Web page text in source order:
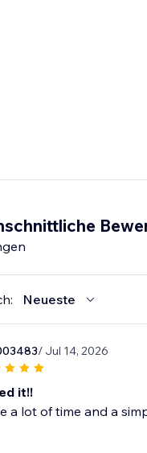
Neueste
/ Jul 14, 2026
it!!
a lot of time and a